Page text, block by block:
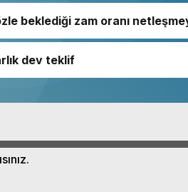
beklediği zam oranı
dev teklif